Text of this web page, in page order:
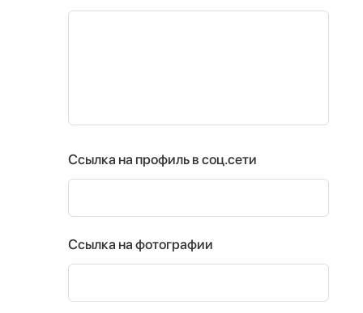
Ссылка на профиль в соц.сети
Ссылка на фотографии